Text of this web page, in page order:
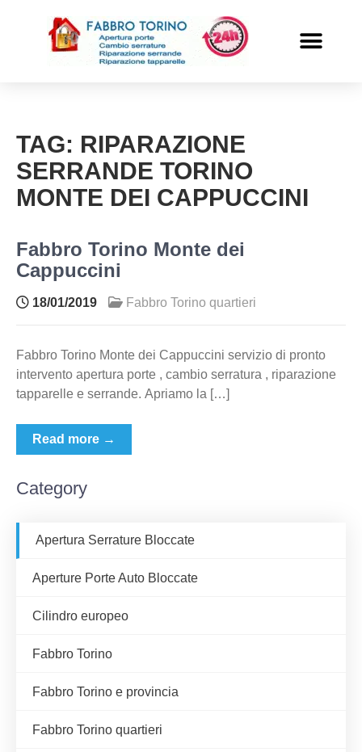
TAG: RIPARAZIONE
SERRANDE TORINO
MONTE DEI CAPPUCCINI
Fabbro Torino Monte dei
Cappuccini
18/01/2019 Fabbro Torino quartieri
Fabbro Torino Monte dei Cappuccini servizio di pronto
intervento apertura porte , cambio serratura , riparazione
tapparelle e serrande. Apriamo la […]
Read more →
Category
Apertura Serrature Bloccate
Aperture Porte Auto Bloccate
Cilindro europeo
Fabbro Torino
Fabbro Torino e provincia
Fabbro Torino quartieri